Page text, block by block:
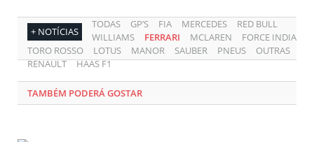
+ NOTÍCIAS
TODAS GP’S FIA MERCEDES
RED BULL
WILLIAMS
FERRARI MCLAREN
FORCE INDIA
TORO ROSSO
LOTUS MANOR SAUBER PNEUS
OUTRAS
RENAULT
HAAS F1
TAMBÉM PODERÁ GOSTAR